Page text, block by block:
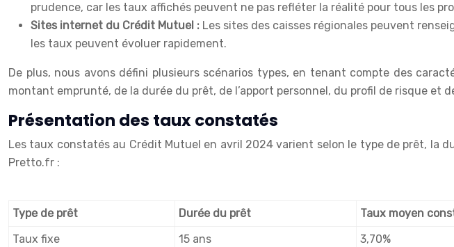
prudence, car les taux affichés peuvent ne pas refléter la réalité pour tous les
Sites internet du Crédit Mutuel : Les sites des caisses régionales peuvent
les taux peuvent évoluer rapidement.
De plus, nous avons défini plusieurs scénarios types, en tenant compte des
montant emprunté, de la durée du prêt, de l’apport personnel, du profil de risque et
Présentation des taux constatés
Les taux constatés au Crédit Mutuel en avril 2024 varient selon le type de prêt, la
Pretto.fr :
Type de prêt Durée du prêt Taux moyen
Taux fixe
15 ans 3,70%